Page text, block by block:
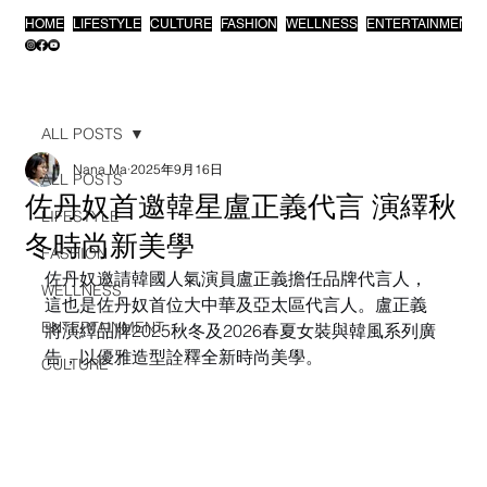
HOME LIFESTYLE CULTURE FASHION WELLNESS ENTERTAINMENT
ALL POSTS
LIFESTYLE
FASHION
WELLNESS
ENTERTAINMENT
CULTURE
ALL POSTS
佐丹奴首邀韓星盧正義代言 演繹秋
冬時尚新美學
Nana Ma 2025年9月16日
佐丹奴邀請韓國人氣演員盧正義擔任品牌代言人，
這也是佐丹奴首位大中華及亞太區代言人。盧正義
將演繹品牌2025秋冬及2026春夏女裝與韓風系列廣
告，以優雅造型詮釋全新時尚美學。